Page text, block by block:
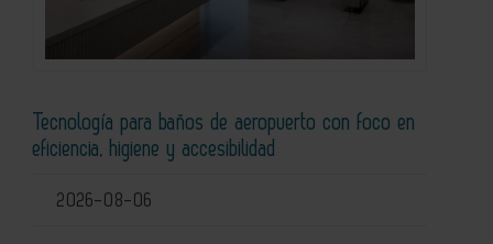
Tecnología para baños de aeropuerto con foco en
eficiencia, higiene y accesibilidad
2026-08-06